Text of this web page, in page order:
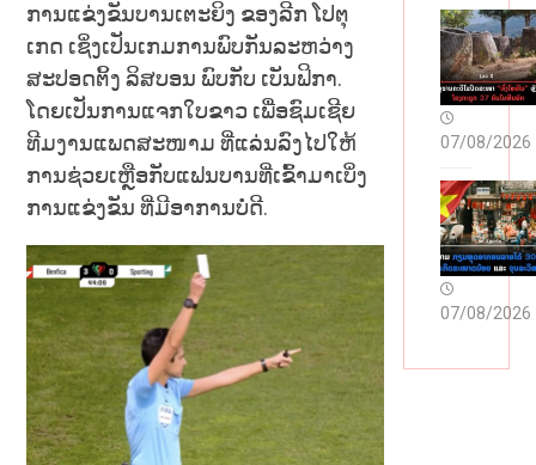
ການແຂ່ງຂັນບານເຕະຍິງ ຂອງລີກ ໂປຕຸ
ເກດ ເຊິ່ງເປັນເກມການພົບກັນລະຫວ່າງ
ສະປອດຕິ້ງ ລິສບອນ ພົບກັບ ເບັນຟິກາ.
ໂດຍເປັນການແຈກໃບຂາວ ເພື່ອຊົມເຊີຍ
ທີມງານແພດສະໜາມ ທີ່ແລ່ນລົງໄປໃຫ້
ການຊ່ວຍເຫຼືອກັບແຟນບານທີ່ເຂົ້າມາເບິ່ງ
ການແຂ່ງຂັນ ທີ່ມີອາການບໍ່ດີ.
ນ້ຳ
ລົ້ນ
i
Oy
un
çul
ard
an
İpu
çla
rı
ri:
Tə
crü
bəl
i
İsti
fad
əçi
lər
də
n
Mə
slə
lər
07/08/2026
07/08/2026